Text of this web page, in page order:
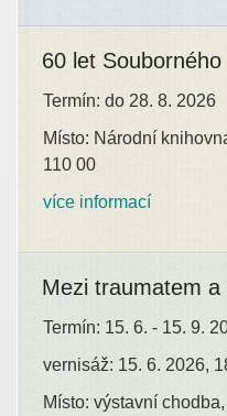
60 let
Termín: do 28. 8. 2026
Místo: Národní
110 00
více informací
Mezi traumatem a
Termín: 15. 6. - 15. 9.
vernisáž: 15. 6. 2026,
Místo: výstavní